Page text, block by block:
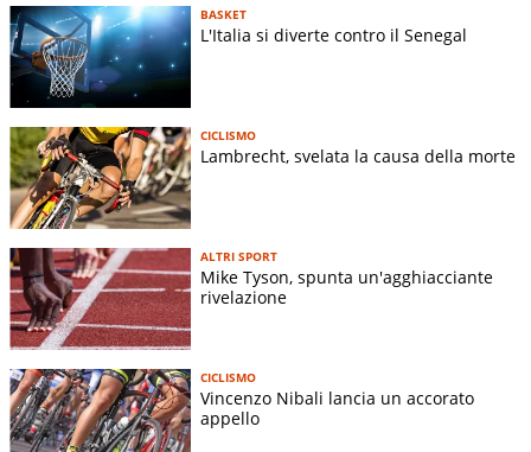
BASKET
L'Italia si diverte contro il Senegal
CICLISMO
Lambrecht, svelata la causa della morte
ALTRI SPORT
Mike Tyson, spunta un'agghiacciante
rivelazione
CICLISMO
Vincenzo Nibali lancia un accorato
appello